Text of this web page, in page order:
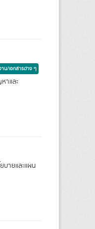
น/เอกสารต่าง ๆ
าและ
ายและแผน